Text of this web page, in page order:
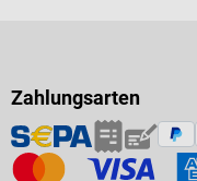
Zahlungsarten